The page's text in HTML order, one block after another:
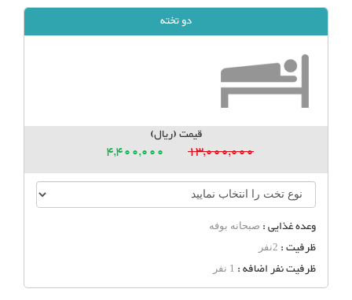
دو تخته
قیمت (ریال)
13,000,000
4,400,000
وعده غذایی : صبحانه بوفه
ظرفیت : 2نفر
ظرفیت نفر اضافه : 1 نفر